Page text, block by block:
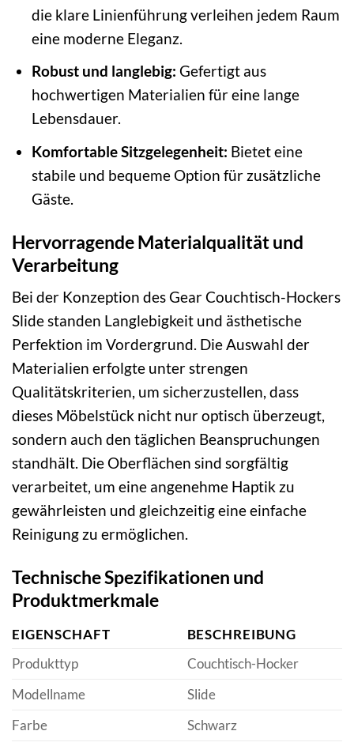
die klare Linienführung verleihen jedem Raum
eine moderne Eleganz.
Robust und langlebig: Gefertigt aus
hochwertigen Materialien für eine lange
Lebensdauer.
Komfortable Sitzgelegenheit: Bietet eine
stabile und bequeme Option für zusätzliche
Gäste.
Hervorragende Materialqualität und
Verarbeitung
Bei der Konzeption des Gear Couchtisch-Hockers
Slide standen Langlebigkeit und ästhetische
Perfektion im Vordergrund. Die Auswahl der
Materialien erfolgte unter strengen
Qualitätskriterien, um sicherzustellen, dass
dieses Möbelstück nicht nur optisch überzeugt,
sondern auch den täglichen Beanspruchungen
standhält. Die Oberflächen sind sorgfältig
verarbeitet, um eine angenehme Haptik zu
gewährleisten und gleichzeitig eine einfache
Reinigung zu ermöglichen.
Technische Spezifikationen und
Produktmerkmale
EIGENSCHAFT
BESCHREIBUNG
Produkttyp
Couchtisch-Hocker
Modellname
Slide
Farbe
Schwarz